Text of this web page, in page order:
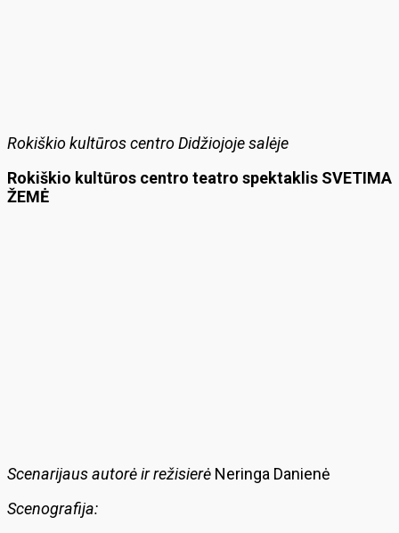
Rokiškio kultūros centro Didžiojoje salėje
Rokiškio kultūros centro teatro spektaklis SVETIMA
ŽEMĖ
Scenarijaus autorė ir režisierė Neringa Danienė
Scenografija: